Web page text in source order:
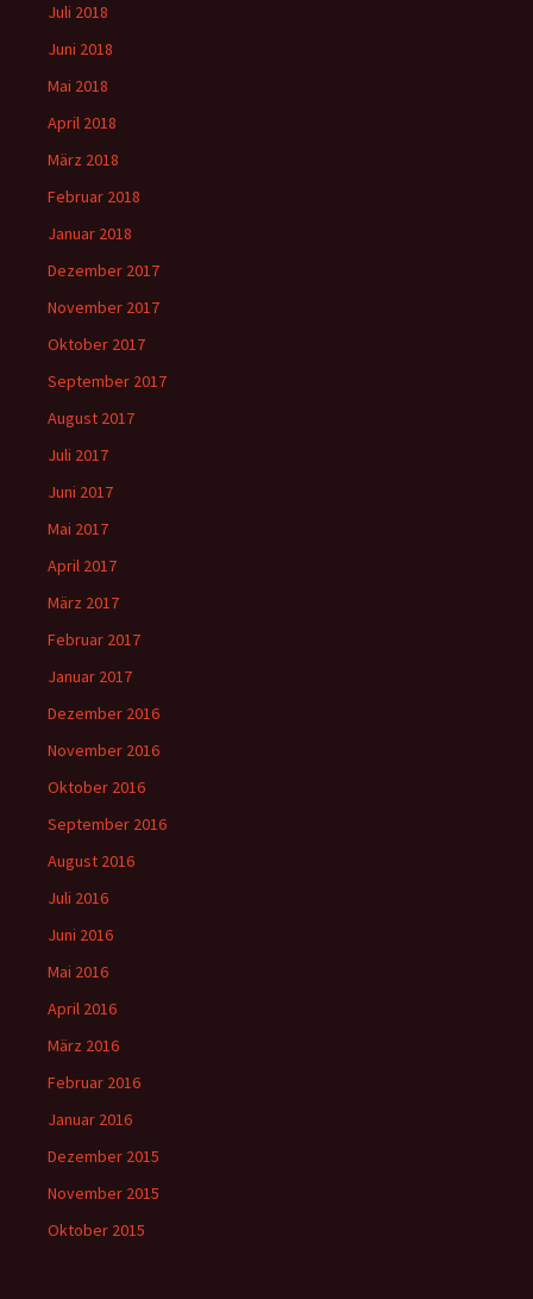
Juli 2018
Juni 2018
Mai 2018
April 2018
März 2018
Februar 2018
Januar 2018
Dezember 2017
November 2017
Oktober 2017
September 2017
August 2017
Juli 2017
Juni 2017
Mai 2017
April 2017
März 2017
Februar 2017
Januar 2017
Dezember 2016
November 2016
Oktober 2016
September 2016
August 2016
Juli 2016
Juni 2016
Mai 2016
April 2016
März 2016
Februar 2016
Januar 2016
Dezember 2015
November 2015
Oktober 2015